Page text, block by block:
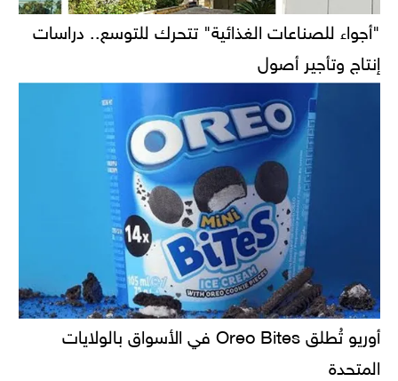
"أجواء للصناعات الغذائية" تتحرك للتوسع.. دراسات
إنتاج وتأجير أصول
أوريو تُطلق Oreo Bites في الأسواق بالولايات
المتحدة